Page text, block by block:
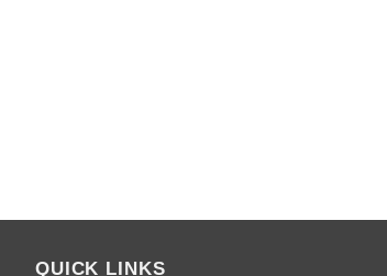
QUICK LINKS